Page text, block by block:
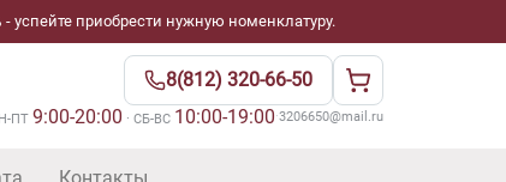
- успейте приобрести нужную номенклатуру.
8(812) 320-66-50
ПТ 9:00-20:00 · СБ-ВС 10:00-19:00·3206650@mail.ru